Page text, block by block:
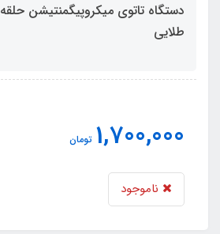
دستگاه تاتوی میکروپیگمنتیشن حلقه
طلایی
1,700,000 تومان
ناموجود